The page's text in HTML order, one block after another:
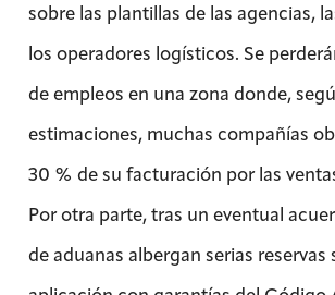
sobre las plantillas de las agencias,
los operadores logísticos. Se
de empleos en una zona donde,
estimaciones, muchas compañías
30 % de su facturación por las
Por otra parte, tras un eventual
de aduanas albergan serias reservas